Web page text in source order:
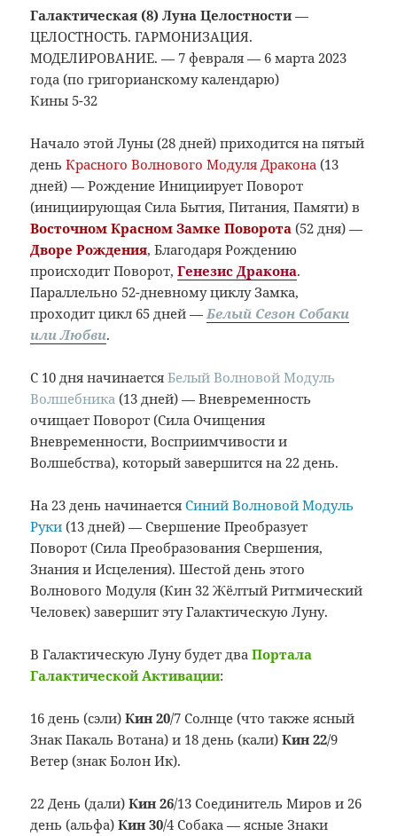
Галактическая (8) Луна Целостности —
ЦЕЛОСТНОСТЬ. ГАРМОНИЗАЦИЯ.
МОДЕЛИРОВАНИЕ. — 7 февраля — 6 марта 2023
года (по григорианскому календарю)
Кины 5-32
Начало этой Луны (28 дней) приходится на пятый
деньКрасного Волнового Модуля Дракона (13
дней) — Рождение Инициирует Поворот
(инициирующая Сила Бытия, Питания, Памяти) в
Восточном Красном Замке Поворота (52 дня) —
Дворе Рождения, Благодаря Рождению
происходит Поворот,Генезис Дракона.
Параллельно 52-дневному циклу Замка,
проходит цикл 65 дней —Белый Сезон Собаки
или Любви.
С 10 дня начинаетсяБелый Волновой Модуль
Волшебника (13 дней) — Вневременность
очищает Поворот (Сила Очищения
Вневременности, Восприимчивости и
Волшебства), который завершится на 22 день.
На 23 день начинаетсяСиний Волновой Модуль
Руки (13 дней) — Свершение Преобразует
Поворот (Сила Преобразования Свершения,
Знания и Исцеления). Шестой день этого
Волнового Модуля (Кин 32 Жёлтый Ритмический
Человек) завершит эту Галактическую Луну.
В Галактическую Луну будет дваПортала
Галактической Активации:
16 день (сэли)Кин 20/7 Солнце (что также ясный
Знак Пакаль Вотана) и 18 день (кали) Кин 22/9
Ветер (знак Болон Ик).
22 День (дали)Кин 26/13 Соединитель Миров и 26
день (альфа)Кин 30/4 Собака — ясные Знаки